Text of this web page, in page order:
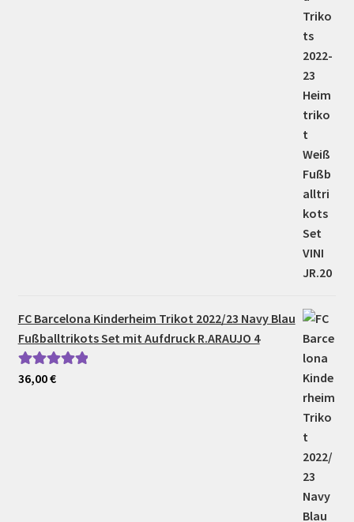
FC Barcelona Kinderheim Trikot 2022/23 Navy Blau
Fußballtrikots Set mit Aufdruck R.ARAUJO 4
Bewertet mit
36,00€